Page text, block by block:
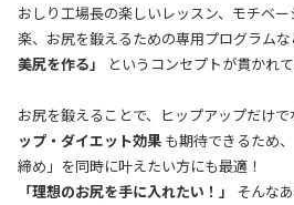
おしり工場長の楽しいレッスン、モチベ
楽、お尻を鍛えるための専用プログラムな
美尻を作る」
というコンセプトが貫かれて
お尻を鍛えることで、ヒップアップだけで
ップ・ダイエット効果 も期待できるため
締め」を同時に叶えたい方にも最適！
「理想のお尻を手に入れたい！」
そんな